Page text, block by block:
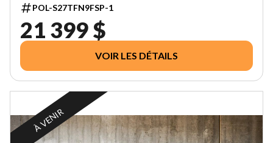
POL-S27TFN9FSP-1
21 399 $
VOIR LES DÉTAILS
À VENIR